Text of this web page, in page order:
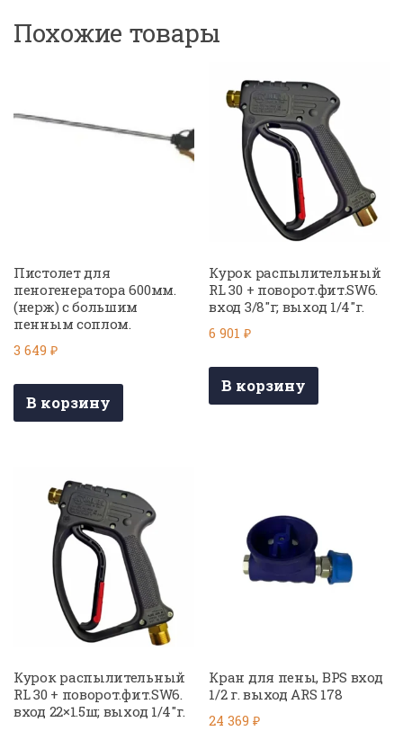
Похожие товары
Пистолет для
пеногенератора 600мм.
(нерж) с большим
пенным соплом.
3 649 ₽
В корзину
Курок распылительный
RL 30 + поворот.фит.SW6.
вход 3/8″г; выход 1/4″г.
6 901₽
В корзину
Курок распылительный
RL 30 + поворот.фит.SW6.
вход 22×1.5ш; выход 1/4″г.
Кран для пены, BPS вход
1/2 г. выход ARS 178
24 369₽